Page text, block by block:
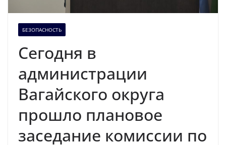
БЕЗОПАСНОСТЬ
Сегодня в
администрации
Вагайского округа
прошло плановое
заседание комиссии по